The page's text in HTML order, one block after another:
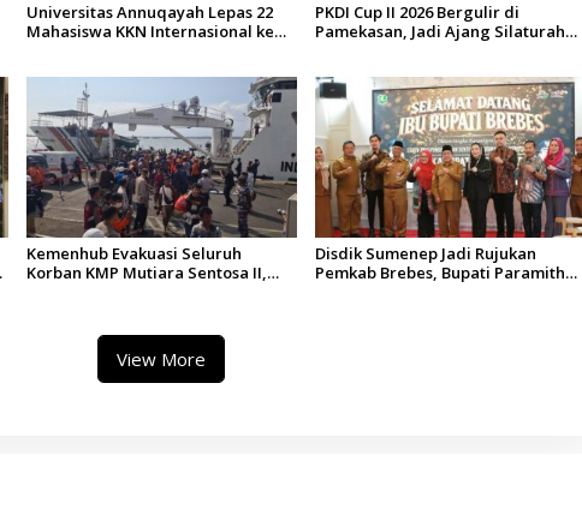
Universitas Annuqayah Lepas 22
Mahasiswa KKN Internasional ke
PKDI Cup II 2026 Bergulir di
Pamekasan, Jadi Ajang Silaturahmi
Kemenhub Evakuasi Seluruh
Korban KMP Mutiara Sentosa II,
Disdik Sumenep Jadi Rujukan
Pemkab Brebes, Bupati Paramitha
View More